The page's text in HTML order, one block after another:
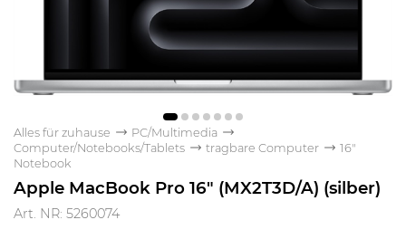
Alles für zuhause
PC/Multimedia
Computer/Notebooks/Tablets
tragbare Computer
16"
Notebook
Apple MacBook Pro 16" (MX2T3D/A) (silber)
Art. NR: 5260074